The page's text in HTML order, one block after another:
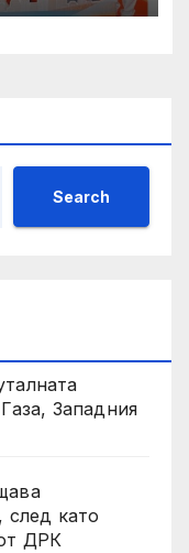
Search
Западния
след като
ДРК